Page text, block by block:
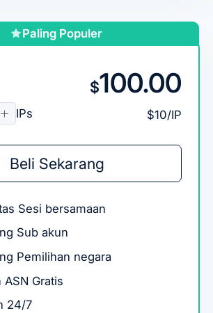
Paling Populer
IPs
$100.00
$10/IP
Beli Sekarang
Sesi bersamaan
Sub akun
Pemilihan negara
ASN Gratis
24/7